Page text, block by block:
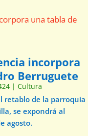
incorpora
Berruguete
| Cultura
retablo de la parroquia
se expondrá al
agosto.